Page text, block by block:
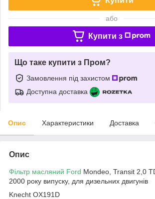
або
Купити з
Що таке купити з Пром?
Замовлення під захистом
Доступна доставка
Опис Характеристики Доставка
Опис
Фільтр масляний Ford Mondeo, Transit 2,0
2000 року випуску, для дизельних двигунів
Knecht OX191D